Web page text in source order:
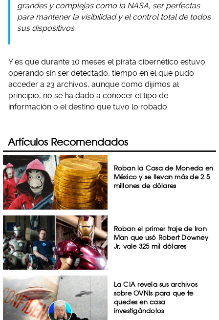
grandes y complejas como la NASA, ser perfectas
para mantener la visibilidad y el control total de todos
sus dispositivos.
Y es que durante 10 meses el pirata cibernético estuvo
operando sin ser detectado, tiempo en el que pudo
acceder a 23 archivos, aunque como dijimos al
principio, no se ha dado a conocer el tipo de
información o el destino que tuvo lo robado.
Artículos Recomendados
Roban la Casa de Moneda en
México y se llevan más de 2.5
millones de dólares
Roban el primer traje de Iron
Man que usó Robert Downey
Jr; vale 325 mil dólares
La CIA revela sus archivos
sobre OVNIs para que te
quedes en casa
investigándolos